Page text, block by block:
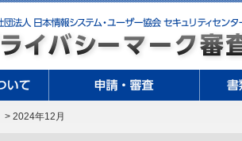
> 2024年12月